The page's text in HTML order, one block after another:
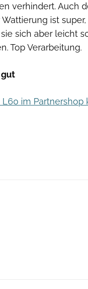
verhindert. Auch
ist
sich aber leicht
Top Verarbeitung.
gut
im Partnershop